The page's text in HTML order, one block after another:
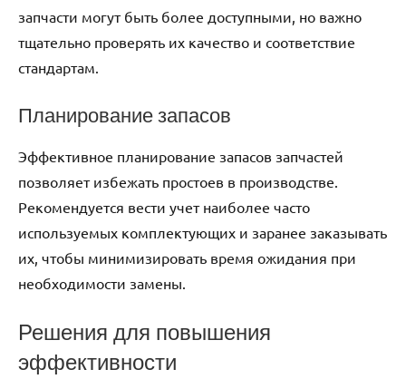
запчасти могут быть более доступными, но важно
тщательно проверять их качество и соответствие
стандартам.
Планирование запасов
Эффективное планирование запасов запчастей
позволяет избежать простоев в производстве.
Рекомендуется вести учет наиболее часто
используемых комплектующих и заранее заказывать
их, чтобы минимизировать время ожидания при
необходимости замены.
Решения для повышения
эффективности